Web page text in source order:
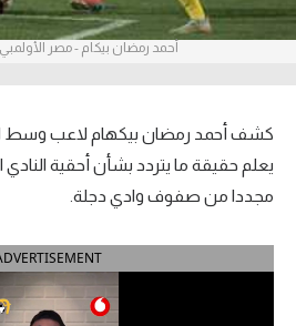
أمريكا 2026
الدوري الإنجليزي الممتاز
الدوري الإسباني
أحمد رمضان بيكام - مصر
كشف أحمد رمضان بيكهام لاعب وسط
يعلم حقيقة ما يتردد بشأن أحقية
مجددا من صفوف وادي دجلة.